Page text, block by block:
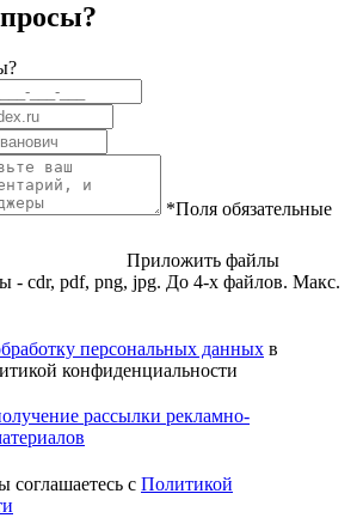
*Поля обязательные
Приложить файлы
- cdr, pdf, png, jpg. До 4-х файлов. Макс.
персональных данных в
конфиденциальности
рассылки рекламно-
с Политикой